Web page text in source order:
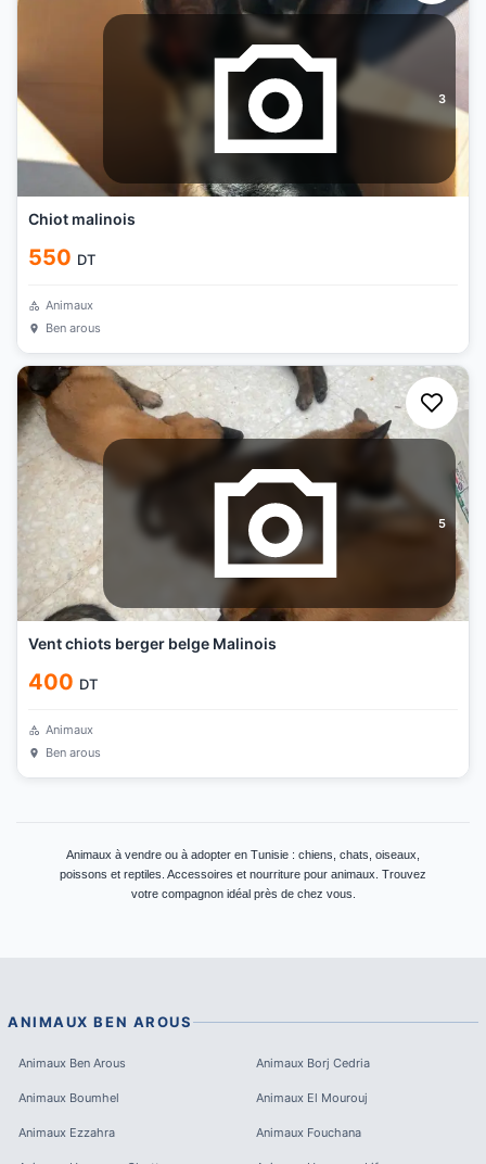
3
Chiot malinois
550 DT
Animaux
Ben arous
5
Vent chiots berger belge Malinois
400 DT
Animaux
Ben arous
Animaux à vendre ou à adopter en Tunisie : chiens, chats, oiseaux,
poissons et reptiles. Accessoires et nourriture pour animaux. Trouvez
votre compagnon idéal près de chez vous.
ANIMAUX BEN AROUS
Animaux Ben Arous Animaux Borj Cedria
Animaux Boumhel Animaux El Mourouj
Animaux Ezzahra Animaux Fouchana